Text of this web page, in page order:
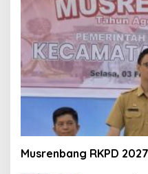
Musrenbang RKPD